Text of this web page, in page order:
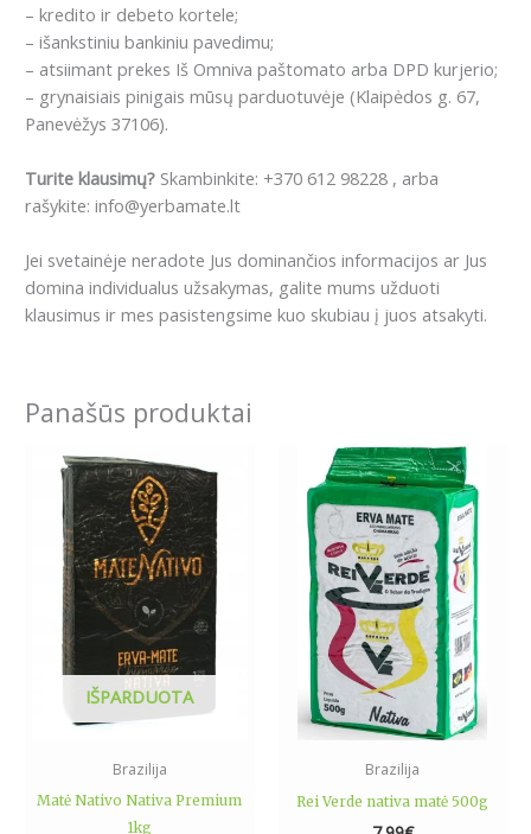
– kredito ir debeto kortele;
– išankstiniu bankiniu pavedimu;
– atsiimant prekes Iš Omniva paštomato arba DPD kurjerio;
– grynaisiais pinigais mūsų parduotuvėje (Klaipėdos g. 67,
Panevėžys 37106).
Turite klausimų? Skambinkite: +370 612 98228 , arba
rašykite: info@yerbamate.lt
Jei svetainėje neradote Jus dominančios informacijos ar Jus
domina individualus užsakymas, galite mums užduoti
klausimus ir mes pasistengsime kuo skubiau į juos atsakyti.
Panašūs produktai
IŠPARDUOTA
Brazilija
Matė Nativo Nativa Premium
1kg
Brazilija
Rei Verde nativa matė 500g